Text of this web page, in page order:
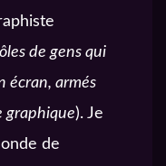
de gens qui
écran, armés
graphique). Je
de